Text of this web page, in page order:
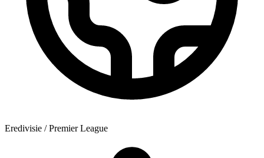
Eredivisie / Premier League